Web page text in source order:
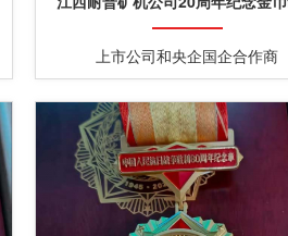
上市公司和央企国企合作商